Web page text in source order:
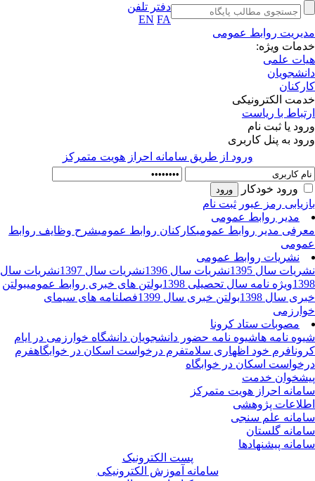
دفتر تلفن
EN FA
روابط عمومی
ویژه:
علمی
الکترونیکی
با ریاست
یا ثبت نام
به پنل کاربری
ورود از طريق سامانه احراز هويت متمركز
ورود خودکار
رمز عبور ثبت نام
مدیر روابط عمومی
مدیر روابط عمومیکارکنان روابط عمومیشرح وظایف روابط
نشریات روابط عمومی
سال 1395
نشریات سال 1396 نشریات سال 1397
نشریات سال
ویژه نامه سال تحصیلی 1398 بولتن های خبری روابط عمومیبولتن
سال 1398
بولتن خبری سال 1399
فصلنامه های سیمای
مصوبات ستاد کرونا
نامه هاشیوه نامه حضور دانشجویان دانشگاه خوارزمی در ایام
فرم خود اظهاری سلامتفرم درخواست اسکان در خوابگاهفرم
اسکان در خوابگاه
خدمت
احراز هویت متمرکز
پژوهشی
علم سنجی
گلستان
پیشنهادها
پست الکترونیک
سامانه آموزش الکترونیکی